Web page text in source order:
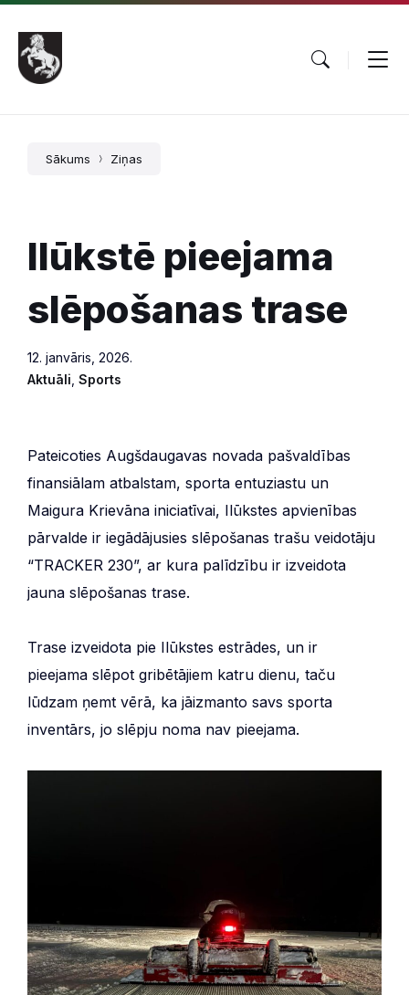
Pāriet
saturu
Skip
main
navigation
Skip
footer
Sākums Ziņas
Ilūkstē pieejama
slēpošanas trase
12. janvāris, 2026.
Aktuāli Sports
Pateicoties Augšdaugavas novada pašvaldības
finansiālam atbalstam, sporta entuziastu un
Maigura Krievāna iniciatīvai, Ilūkstes apvienības
pārvalde ir iegādājusies slēpošanas trašu veidotāju
“TRACKER 230”, ar kura palīdzību ir izveidota
jauna slēpošanas trase.
Trase izveidota pie Ilūkstes estrādes, un ir
pieejama slēpot gribētājiem katru dienu, taču
lūdzam ņemt vērā, ka jāizmanto savs sporta
inventārs, jo slēpju noma nav pieejama.